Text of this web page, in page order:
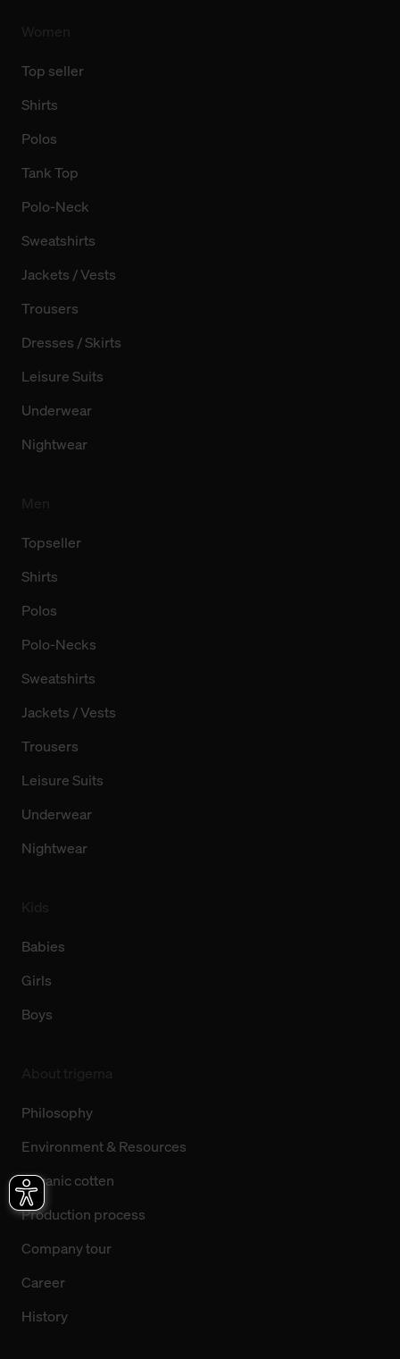
Top seller
Shirts
Polos
Tank Top
Polo-Neck
Sweatshirts
Jackets / Vests
Trousers
Dresses / Skirts
Leisure Suits
Underwear
Nightwear
Topseller
Shirts
Polos
Polo-Necks
Sweatshirts
Jackets / Vests
Trousers
Leisure Suits
Underwear
Nightwear
Babies
Girls
Boys
Philosophy
Environment & Resources
Organic cotten
Production process
Company tour
Career
History